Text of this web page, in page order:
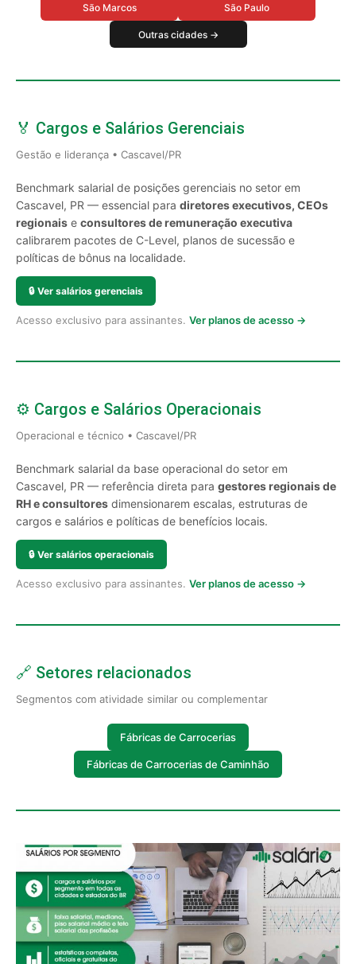
São Marcos São Paulo
Outras cidades →
🏅 Cargos e Salários Gerenciais
Gestão e liderança • Cascavel/PR
Benchmark salarial de posições gerenciais no setor em
Cascavel, PR — essencial para diretores executivos, CEOs
regionais e consultores de remuneração executiva
calibrarem pacotes de C-Level, planos de sucessão e
políticas de bônus na localidade.
🔒 Ver salários gerenciais
Acesso exclusivo para assinantes. Ver planos de acesso →
⚙️ Cargos e Salários Operacionais
Operacional e técnico • Cascavel/PR
Benchmark salarial da base operacional do setor em
Cascavel, PR — referência direta para gestores regionais de
RH e consultores dimensionarem escalas, estruturas de
cargos e salários e políticas de benefícios locais.
🔒 Ver salários operacionais
Acesso exclusivo para assinantes. Ver planos de acesso →
🔗 Setores relacionados
Segmentos com atividade similar ou complementar
Fábricas de Carrocerias
Fábricas de Carrocerias de Caminhão